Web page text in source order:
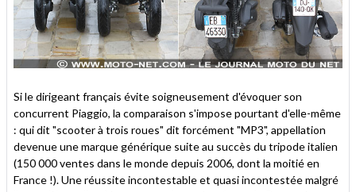
Si le dirigeant français évite soigneusement d'évoquer son
concurrent Piaggio, la comparaison s'impose pourtant d'elle-même
: qui dit "scooter à trois roues" dit forcément "MP3", appellation
devenue une marque générique suite au succès du tripode italien
(150 000 ventes dans le monde depuis 2006, dont la moitié en
France !). Une réussite incontestable et quasi incontestée malgré